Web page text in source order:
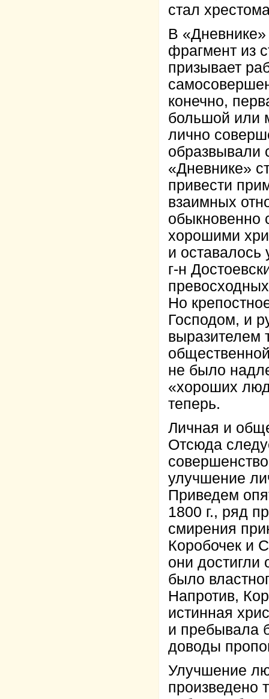
стал
В «Дневнике»
фрагмент из
призывает
конечно,
большой или
лично
образвывали
«Дневнике»
привести
взаимных
обыкновенно
хорошими
и оставалось
г-н
Но
Господом, и
выразителем
не было
«хороших
теперь.
Личная и
Отсюда
улучшение
Приведем
1800 г., ряд
смирения
Коробочек и
они достигли
было
Напротив,
истинная
и пребывала
доводы
Улучшение
произведено